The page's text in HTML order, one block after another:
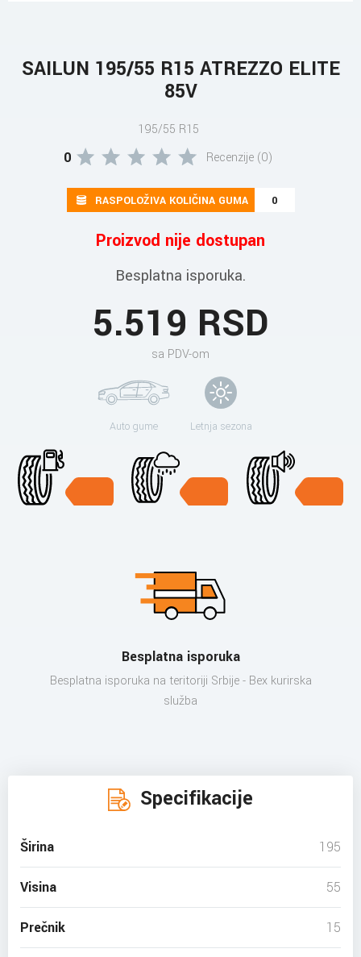
SAILUN 195/55 R15 ATREZZO ELITE
85V
195/55 R15
0 Recenzije (0)
RASPOLOŽIVA KOLIČINA GUMA 0
Proizvod nije dostupan
Besplatna isporuka.
5.519 RSD
sa PDV-om
Auto gume Letnja sezona
Besplatna isporuka
Besplatna isporuka na teritoriji Srbije - Bex kurirska
služba
Specifikacije
Širina 195
Visina 55
Prečnik 15